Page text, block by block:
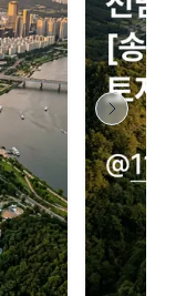
내
불러올 수 없습니다.
다.